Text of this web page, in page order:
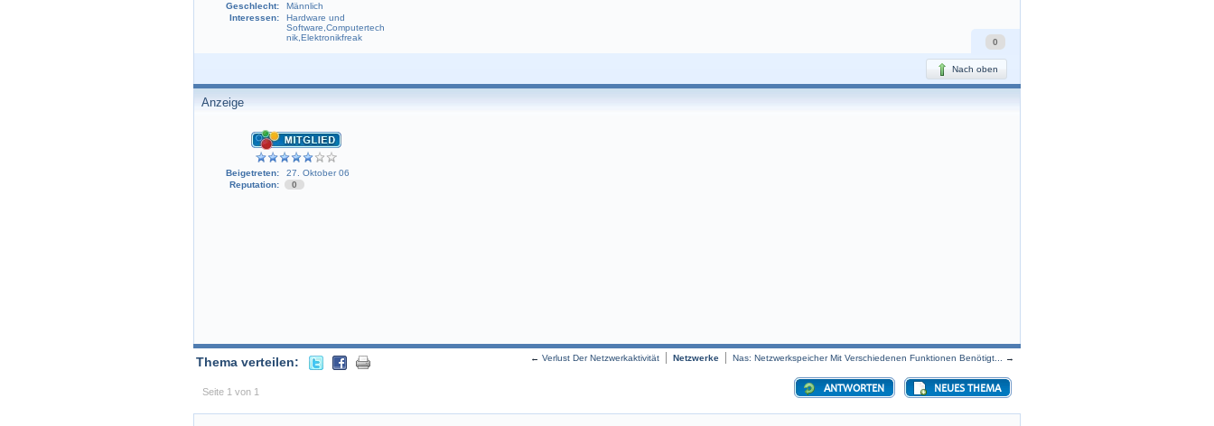
Geschlecht:
Männlich
Interessen:
Hardware und
Software,Computertech
nik,Elektronikfreak
0
Nach oben
Anzeige
Beigetreten:
27. Oktober 06
Reputation:
0
← Verlust Der Netzwerkaktivität Netzwerke Nas: Netzwerkspeicher Mit Verschiedenen Funktionen Benötigt... →
Thema verteilen:
Seite 1 von 1 NEUES THEMA
ANTWORTEN